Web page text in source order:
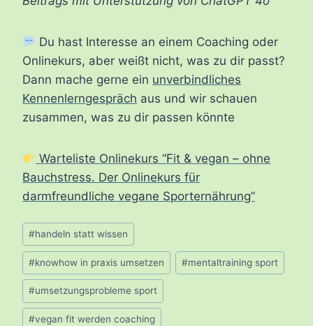
Du hast Interesse an einem Coaching oder
Onlinekurs, aber weißt nicht, was zu dir passt?
Dann mache gerne ein unverbindliches
Kennenlerngespräch aus und wir schauen
zusammen, was zu dir passen könnte
Warteliste Onlinekurs “Fit & vegan – ohne
Bauchstress. Der Onlinekurs für
darmfreundliche vegane Sporternährung”
Schlagworte:
#handeln statt wissen
#knowhow in praxis umsetzen #mentaltraining sport
#umsetzungsprobleme sport
#vegan fit werden coaching